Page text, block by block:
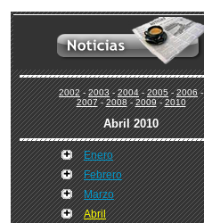
2002-2003-2004-2005-2006-
2007-2008-2009-2010
Abril 2010
Enero
Febrero
Marzo
Abril